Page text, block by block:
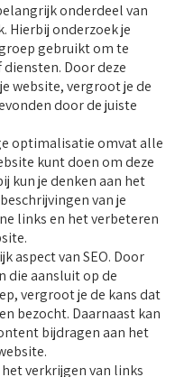
onderdeel van
Hierbij onderzoek je
gebruikt om te
Door deze
website, vergroot je de
door de juiste
optimalisatie omvat alle
kunt doen om deze
kun je denken aan het
van je
links en het verbeteren
aspect van SEO. Door
die aansluit op de
vergroot je de kans dat
bezocht. Daarnaast kan
bijdragen aan het
verkrijgen van links